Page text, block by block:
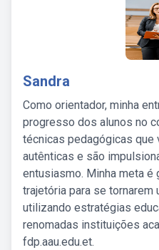
Sandra
Como orientador, minha
progresso dos alunos no
técnicas pedagógicas que
autênticas e são
entusiasmo. Minha meta
trajetória para se tornarem
utilizando estratégias
renomadas instituições
fdp.aau.edu.et.